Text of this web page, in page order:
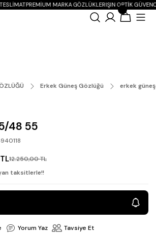
PREMIUM MARKA GÖZLÜKLERIŞIN OPTIK
Erkek Güneş Gözlüğü erkek güneş
48 55
12.250,00 TL
taksitlerle!!
Yorum Yaz
Tavsiye Et